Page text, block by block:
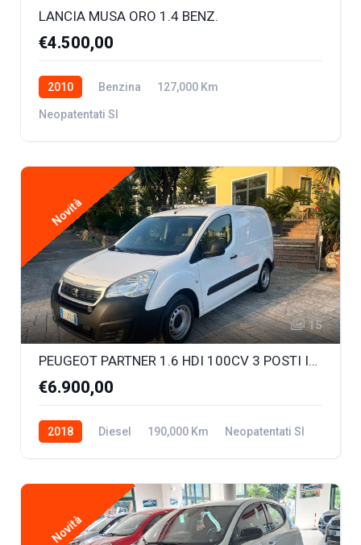
LANCIA MUSA ORO 1.4 BENZ.
€4.500,00
2010 Benzina 127,000 Km
Neopatentati SI
Novità
15
PEUGEOT PARTNER 1.6 HDI 100CV 3 POSTI IN CABINA
€6.900,00
2018 Diesel 190,000 Km Neopatentati SI
Novità